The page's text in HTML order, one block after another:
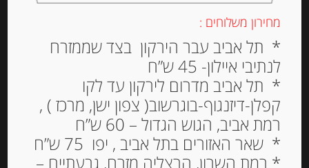
גבינות כחולות
למיין לפי פופולריות
מחירון משלוחים :
* תל אביב עבר הירקון בצד שממזרח
לנתיבי איילון- 45 ש”ח
* תל אביב מדרום לירקון עד לקו
קפלן-דיזנגוף-בוגרשוב( צפון ישן, מרכז ) ,
רמת אביב, הגוש הגדול – 60 ש”ח
* שאר האזורים בתל אביב , יפו 75 ש”ח
* רמת השרון, הרצליה מזרח, גבעתיים –